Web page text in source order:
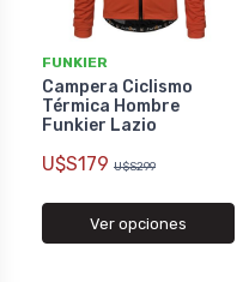
FUNKIER
Campera Ciclismo
Térmica Hombre
Funkier Lazio
U$S179 U$S299
Ver opciones